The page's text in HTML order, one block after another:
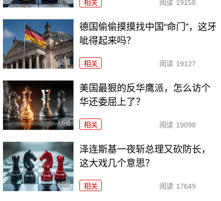
相关 阅读 19158
德国偷偷摸摸找中国“命门”，这牙
呲得起来吗？
相关 阅读 19127
美国最狠的反华鹰派，怎么访个
华还委屈上了？
相关 阅读 19098
泽连斯基一夜斩总理又砍防长，
这大戏几个意思？
相关 阅读 17649